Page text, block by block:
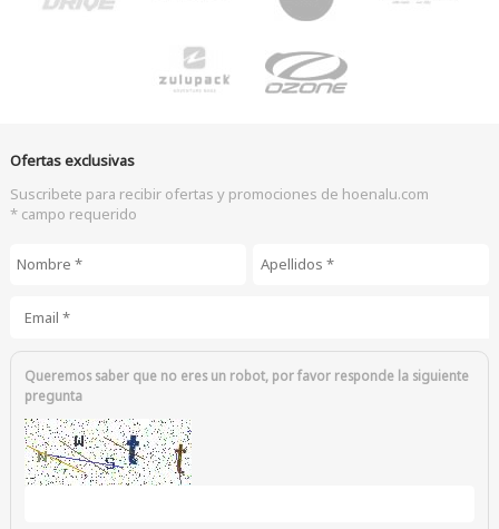
Ofertas exclusivas
Suscribete para recibir ofertas y promociones de hoenalu.com
* campo requerido
Queremos saber que no eres un robot, por favor responde la siguiente
pregunta